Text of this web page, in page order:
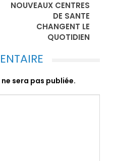
NOUVEAUX CENTRES
DE SANTE
CHANGENT LE
QUOTIDIEN
sera pas publiée.